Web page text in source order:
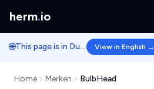
herm.io
🌐 This page is in Dutch. View in English →
Home Merken BulbHead